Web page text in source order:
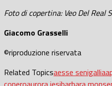
Foto di copertina: Veo Del Real
Giacomo Grasselli
©riproduzione riservata
Related Topicsaesse senigallia